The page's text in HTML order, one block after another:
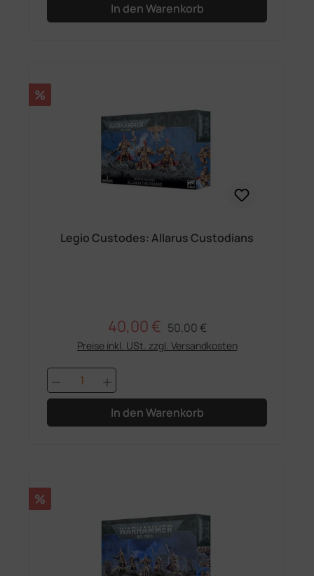
In den Warenkorb
Rabatt
%
Legio Custodes: Allarus Custodians
Verkaufspreis:
40,00 € Regulärer Preis:
50,00 €
Preise inkl. USt. zzgl. Versandkosten
Produkt Anzahl: Gib den
In den Warenkorb
Rabatt
%